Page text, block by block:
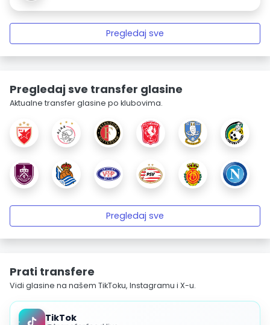
Pregledaj sve
Pregledaj sve transfer glasine
Aktualne transfer glasine po klubovima.
Pregledaj sve
Prati transfere
Vidi glasine na našem TikToku, Instagramu i X-u.
TikTok